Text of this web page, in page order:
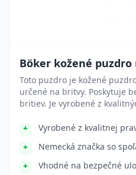
Böker kožené
Toto puzdro je kožené
určené na britvy. Poskytuje
britiev. Je vyrobené z
Vyrobené z kvalitnej
Nemecká značka so
Vhodné na bezpečné